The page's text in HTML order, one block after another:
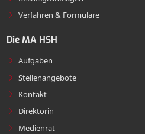
Verfahren & Formulare
Die MA HSH
Aufgaben
Stellenangebote
Kontakt
Direktorin
Medienrat